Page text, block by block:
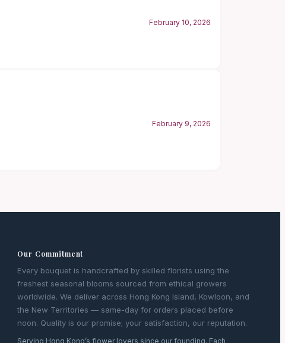
February 10, 2026
February 9, 2026
Our Commitment
Every bouquet is handcrafted by skilled florists using the
freshest seasonal blooms sourced from ethical growers
worldwide. We deliver across Hong Kong Island, Kowloon, and
the New Territories — same-day for orders placed before
noon. Quality is our promise; your satisfaction, our reputation.
Serving Hong Kong’s flower lovers since our founding. Each